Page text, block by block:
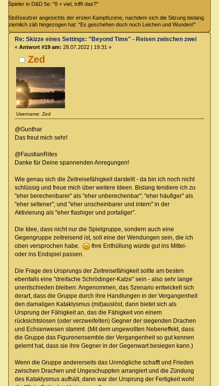
Spieler in D&D 5e: "8 + viel, trifft das?"
Stoßseufzer angesichts der ersten Kampfszene, nachdem sich die Sitzung bislang
ziemlich zäh hingezogen hat: "Es geschehen doch noch Leichen und Wunden!"
Zed
Username: Zed
Re: Skizze eines Settings: "Beyond Time" - Reisen zwischen zwei
« Antwort #19 am: 28.07.2022 | 19:31 »
@Gunthar
Das freut mich sehr!
@FaustianRites
Danke für Deine spannenden Anregungen!
Wie genau sich die Zeitreisefähigkeit darstellt - da bin ich noch nicht
schlüssig und freue mich über weitere Ideen. Bislang tendiere ich zu
"eher berechenbarer" als "eher unberechenbar"; "eher häufiger" als
"eher seltener"; und "eher unscheinbarer und intern" in der
Aktivierung als "eher flashiger und portaliger".
Die Idee, dass nicht nur die Spielgruppe, sondern auch eine
Gegengruppe zeitreisend ist, soll eine der Wendungen sein, die ich
oben versprochen habe.
Ihre Enthüllung würde gut ins Mittel-
oder ins Endspiel passen.
Die Frage des Ursprungs der Zeitreisefähigkeit sollte am besten
ebenfalls eine "dreifache Schrödinger-Katze" sein - also sehr lange
unentschieden bleiben: Angenommen, das Szenario entwickelt sich
derart, dass die Gruppe durch ihre Handlungen in der Vergangenheit
den damaligen Kataklysmus (mit)auslöst, dann bietet sich als
Ursprung der Fähigkeit an, das die Fähigkeit von einem
rücksichtslosen (oder verzweifelten) Gegner der siegenden Drachen
und Echsenwesen stammt. (Mit dem ungewollten Nebeneffekt, dass
die Gruppe das Figurenensemble der Vergangenheit so gut kennen
gelernt hat, dass sie ihre Gegner in der Gegenwart besiegen kann.)
Wenn die Gruppe andererseits das Unmögliche schafft und Frieden
zwischen Drachen und Ungeschuppten arrangiert und die Zündung
des Kataklysmus aufhält, dann war der Ursprung der Fertigkeit wohl